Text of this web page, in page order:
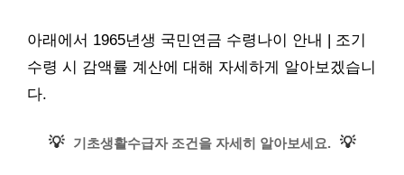
아래에서 1965년생 국민연금 수령나이 안내 | 조기
수령 시 감액률 계산에 대해 자세하게 알아보겠습니
다.
💡 기초생활수급자 조건을 자세히 알아보세요. 💡